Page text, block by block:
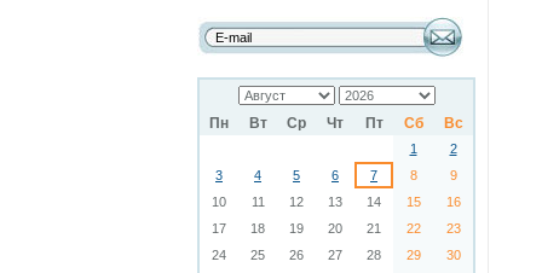
Пн Вт Ср Чт Пт Сб Вс
1
2
3
4 5 6 7 8
9
10
11 12 13 14 15
16
17
18 19 20 21 22
23
24
25 26 27 28 29 30